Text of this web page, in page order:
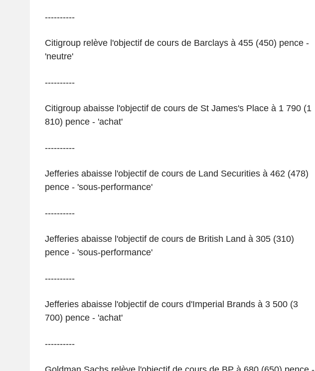
----------
Citigroup relève l'objectif de cours de Barclays à 455 (450) pence -
'neutre'
----------
Citigroup abaisse l'objectif de cours de St James's Place à 1 790 (1
810) pence - 'achat'
----------
Jefferies abaisse l'objectif de cours de Land Securities à 462 (478)
pence - 'sous-performance'
----------
Jefferies abaisse l'objectif de cours de British Land à 305 (310)
pence - 'sous-performance'
----------
Jefferies abaisse l'objectif de cours d'Imperial Brands à 3 500 (3
700) pence - 'achat'
----------